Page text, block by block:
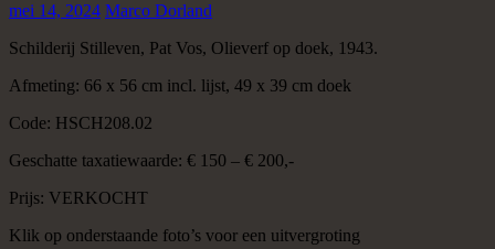
mei 14, 2024 Marco Dorland
Schilderij Stilleven, Pat Vos, Olieverf op doek, 1943.
Afmeting: 66 x 56 cm incl. lijst, 49 x 39 cm doek
Code: HSCH208.02
Geschatte taxatiewaarde: € 150 – € 200,-
Prijs: VERKOCHT
Klik op onderstaande foto’s voor een uitvergroting